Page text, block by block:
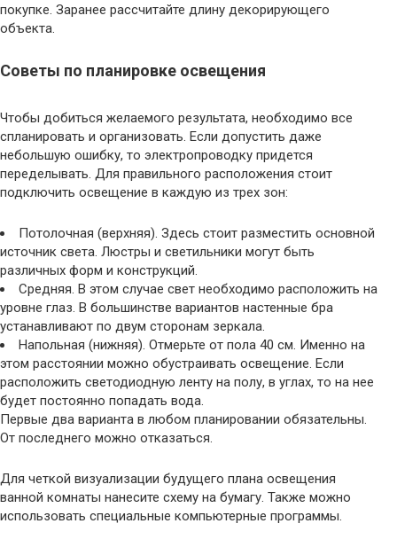
покупке. Заранее рассчитайте длину декорирующего
объекта.
Советы по планировке освещения
Чтобы добиться желаемого результата, необходимо все
спланировать и организовать. Если допустить даже
небольшую ошибку, то электропроводку придется
переделывать. Для правильного расположения стоит
подключить освещение в каждую из трех зон:
Потолочная (верхняя). Здесь стоит разместить основной
источник света. Люстры и светильники могут быть
различных форм и конструкций.
Средняя. В этом случае свет необходимо расположить на
уровне глаз. В большинстве вариантов настенные бра
устанавливают по двум сторонам зеркала.
Напольная (нижняя). Отмерьте от пола 40 см. Именно на
этом расстоянии можно обустраивать освещение. Если
расположить светодиодную ленту на полу, в углах, то на нее
будет постоянно попадать вода.
Первые два варианта в любом планировании обязательны.
От последнего можно отказаться.
Для четкой визуализации будущего плана освещения
ванной комнаты нанесите схему на бумагу. Также можно
использовать специальные компьютерные программы.